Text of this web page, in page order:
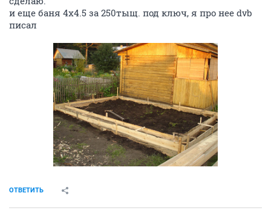
и еще баня 4х4.5 за 250тыщ. под ключ, я про нее dvb
писал
ОТВЕТИТЬ